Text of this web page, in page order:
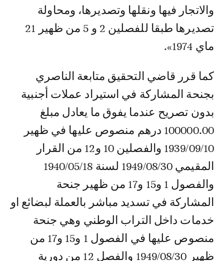
والاتجار فيها ونقلها وتصديرها، ومحاولة
تصديرها طبقا للفصلين 2 و 5 من ظهير 21
ماي 1974».
كما قرر قاضي التحقيق متابعة الناصري
بجنحة المشاركة في استيراد عملات أجنبية
بدون تصريح عندما يفوق ما يعادل مبلغ
100000.00 درهم منصوص عليها في ظهير
1939/09/10 والفصلين 10 و12 من القرار
المقيمي 1949/08/30 لسنة 1940/05/18
والفصول 1 و15 و17 من ظهير جنحة
المشاركة في تسديد مباشر بالعملة لبضائع او
خدمات داخل التراب الوطني وهي جنحة
منصوص عليها في الفصول 1 و15 و17 من
ظهير 1949/08/30 والفصل 12 من دورية